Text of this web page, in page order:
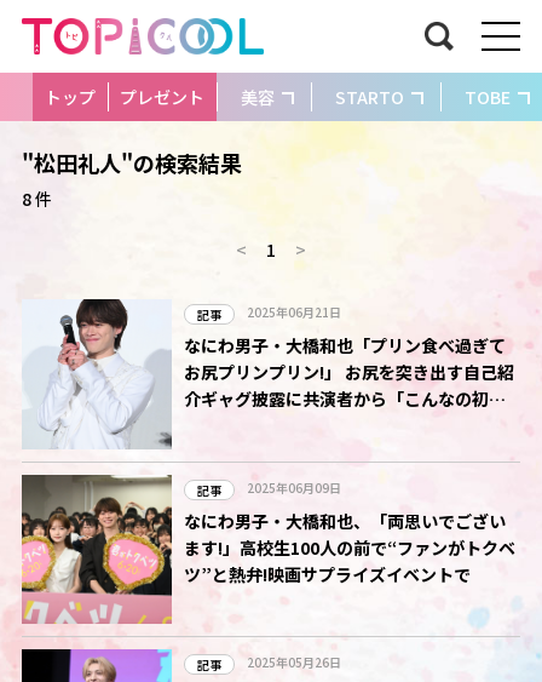
トップ プレゼント 美容 STARTO TOBE
"松田礼人"の検索結果
8 件
< 1 >
記事 2025年06月21日
なにわ男子・大橋和也「プリン食べ過ぎて
お尻プリンプリン!」 お尻を突き出す自己紹
介ギャグ披露に共演者から「こんなの初め
記事 2025年06月09日
なにわ男子・大橋和也、「両思いでござい
ます!」高校生100人の前で“ファンがトクベ
ツ”と熱弁!映画サプライズイベントで
記事 2025年05月26日